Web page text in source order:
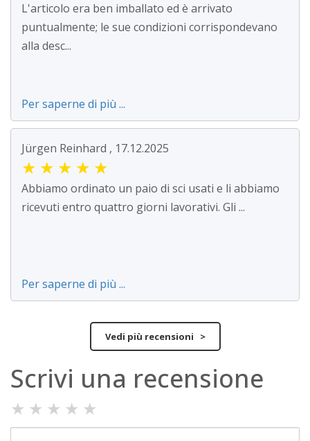
L'articolo era ben imballato ed è arrivato
puntualmente; le sue condizioni corrispondevano
alla desc...
Per saperne di più ...
Jürgen Reinhard , 17.12.2025
★ ★ ★ ★ ★
Abbiamo ordinato un paio di sci usati e li abbiamo
ricevuti entro quattro giorni lavorativi. Gli ...
Per saperne di più ...
Vedi più recensioni >
Scrivi una recensione
★ ★ ★ ★ ★